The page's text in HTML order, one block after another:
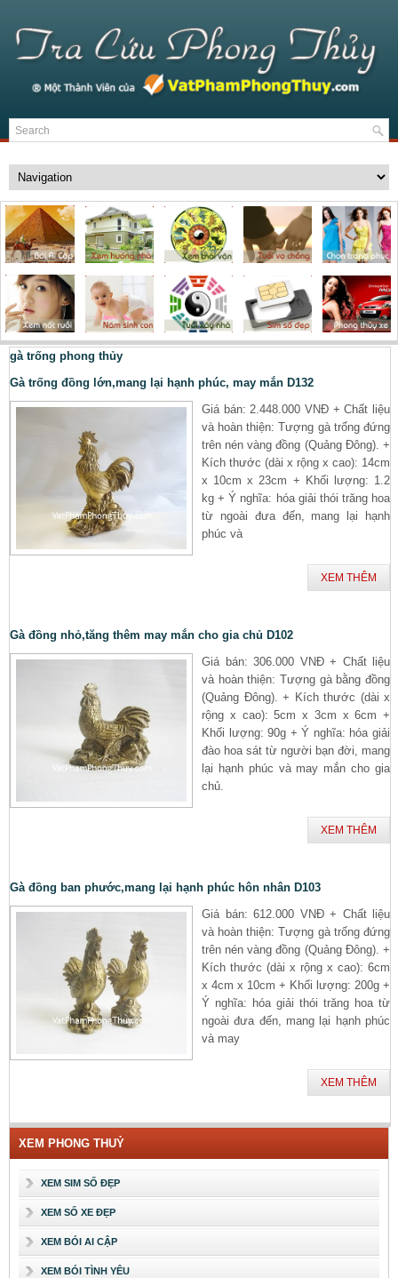
gà trống phong thủy
Gà trống đồng lớn,mang lại hạnh phúc, may mắn D132
Giá bán: 2.448.000 VNĐ + Chất liệu
và hoàn thiện: Tượng gà trống đứng
trên nén vàng đồng (Quảng Đông). +
Kích thước (dài x rộng x cao): 14cm
x 10cm x 23cm + Khối lượng: 1.2
kg + Ý nghĩa: hóa giải thói trăng hoa
từ ngoài đưa đến, mang lại hạnh
phúc và
XEM THÊM
Gà đồng nhỏ,tăng thêm may mắn cho gia chủ D102
Giá bán: 306.000 VNĐ + Chất liệu
và hoàn thiện: Tượng gà bằng đồng
(Quảng Đông). + Kích thước (dài x
rộng x cao): 5cm x 3cm x 6cm +
Khối lượng: 90g + Ý nghĩa: hóa giải
đào hoa sát từ người bạn đời, mang
lại hạnh phúc và may mắn cho gia
chủ.
XEM THÊM
Gà đồng ban phước,mang lại hạnh phúc hôn nhân D103
Giá bán: 612.000 VNĐ + Chất liệu
và hoàn thiện: Tượng gà trống đứng
trên nén vàng đồng (Quảng Đông). +
Kích thước (dài x rộng x cao): 6cm
x 4cm x 10cm + Khối lượng: 200g +
Ý nghĩa: hóa giải thói trăng hoa từ
ngoài đưa đến, mang lại hạnh phúc
và may
XEM THÊM
XEM PHONG THUỶ
XEM SIM SỐ ĐẸP
XEM SỐ XE ĐẸP
XEM BÓI AI CẬP
XEM BÓI TÌNH YÊU